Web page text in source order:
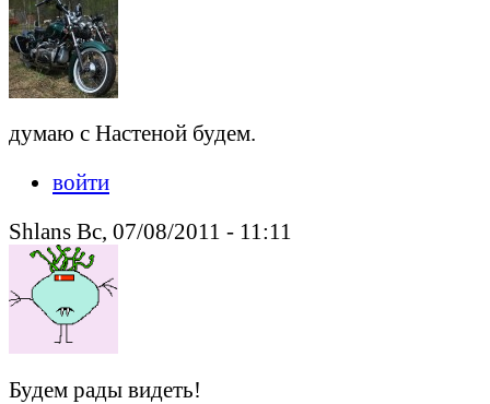
думаю с Настеной будем.
войти
Shlans Вс, 07/08/2011 - 11:11
Будем рады видеть!